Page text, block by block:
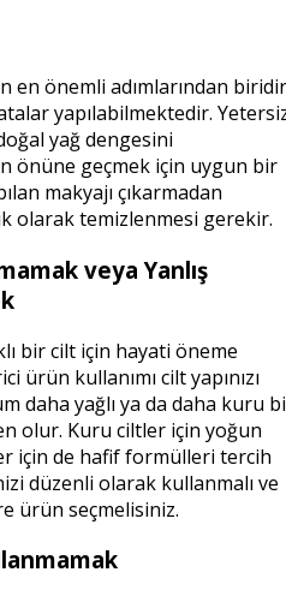
en önemli adımlarından
yapılabilmektedir.
yağ dengesini
önüne geçmek için uygun bir
makyajı çıkarmadan
olarak temizlenmesi gerekir.
veya Yanlış
bir cilt için hayati öneme
ürün kullanımı cilt yapınızı
daha yağlı ya da daha kuru
olur. Kuru ciltler için yoğun
için de hafif formülleri tercih
düzenli olarak kullanmalı ve
ürün seçmelisiniz.